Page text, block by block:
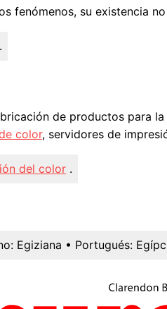
fenómenos, su existencia
.
de productos para la
color, servidores de
del color .
Egiziana • Portugués: